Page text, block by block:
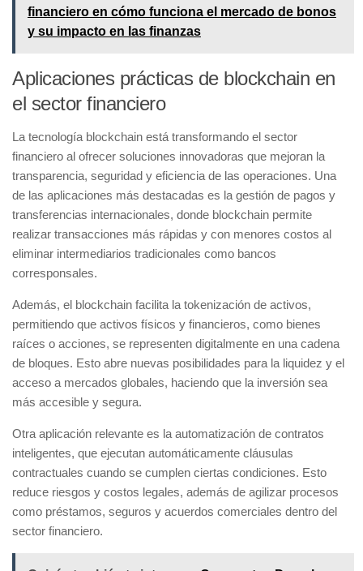
financiero en cómo funciona el mercado de bonos
y su impacto en las finanzas
Aplicaciones prácticas de blockchain en
el sector financiero
La tecnología blockchain está transformando el sector
financiero al ofrecer soluciones innovadoras que mejoran la
transparencia, seguridad y eficiencia de las operaciones. Una
de las aplicaciones más destacadas es la gestión de pagos y
transferencias internacionales, donde blockchain permite
realizar transacciones más rápidas y con menores costos al
eliminar intermediarios tradicionales como bancos
corresponsales.
Además, el blockchain facilita la tokenización de activos,
permitiendo que activos físicos y financieros, como bienes
raíces o acciones, se representen digitalmente en una cadena
de bloques. Esto abre nuevas posibilidades para la liquidez y el
acceso a mercados globales, haciendo que la inversión sea
más accesible y segura.
Otra aplicación relevante es la automatización de contratos
inteligentes, que ejecutan automáticamente cláusulas
contractuales cuando se cumplen ciertas condiciones. Esto
reduce riesgos y costos legales, además de agilizar procesos
como préstamos, seguros y acuerdos comerciales dentro del
sector financiero.